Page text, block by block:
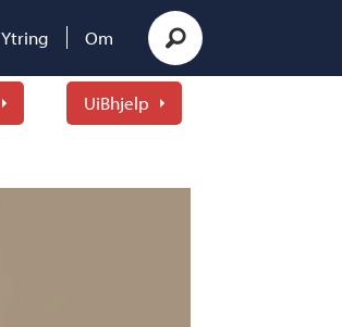
Ytring Om
UiBhjelp